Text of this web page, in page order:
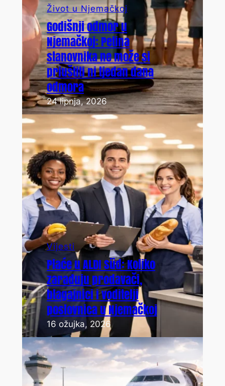
Život u Njemačkoj
Godišnji odmor u
Njemačkoj: Petina
stanovnika ne može si
priuštiti ni tjedan dana
odmora
24 lipnja, 2026
Vijesti
Plaće u ALDI Süd: Koliko
zarađuju prodavači,
blagajnici i voditelji
poslovnica u Njemačkoj
16 ožujka, 2026